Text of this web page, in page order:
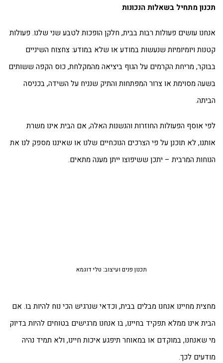
מתחיל בשאלות הנכונות
עושים פעולות רבות בבית, חלקן הופכות לטבע שני שלנו. פעולות
ויומיומיות שנעשות במודע או שלא במודע: צחצוח השיניים
מריחת הקרמים על הגוף ביציאה מהמקלחת, כוס הקפה ששותים
מסוימת או צרור המפתחות והתיק שנניח על השידה, בכניסה
אוסף הפעולות החוזרות והנשנות האלה, אם הבית אינו משרת
לא תוכנן על פי הצרכים הנוכחיים שלנו או שאיננו מספק לנו את
המרבית – יתכן ששיפוצו ייתן מענה מתאים.
תכנון פנים ועיצוב: טלי דוגמא
מחיינו אנחנו מבלים בבית, וכדאי שנרגיש הכי נוח להיות בו. אם
אינו ממלא תפקיד בחיינו, בו אנחנו מרגישים בטוחים להיות בדיוק
שאנחנו, במוקדם או במאוחר תיפגע איכות חיינו, ולא תמיד נהיה
לכך.